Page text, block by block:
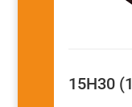
15H30